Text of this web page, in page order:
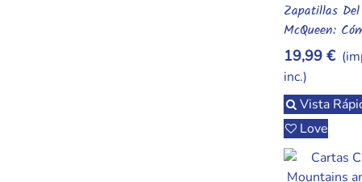
Añadir Al
Zapatillas
McQueen:
Seguras Para
Aventuras
19,99 €
inc.)
Vista
Love